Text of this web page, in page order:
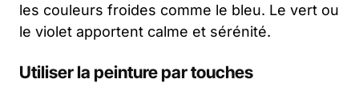
les couleurs froides comme le bleu. Le vert ou
le violet apportent calme et sérénité.
Utiliser la peinture par touches